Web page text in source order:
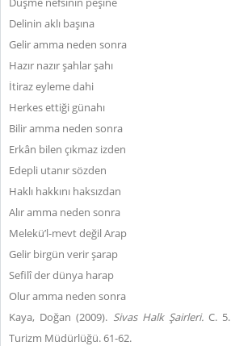
Delinin aklı başına
Gelir amma neden sonra
Hazır nazır şahlar şahı
İtiraz eyleme dahi
Herkes ettiği günahı
Bilir amma neden sonra
Erkân bilen çıkmaz izden
Edepli utanır sözden
Haklı hakkını haksızdan
Alır amma neden sonra
Melekü’l-mevt değil Arap
Gelir birgün verir şarap
Sefilî der dünya harap
Olur amma neden sonra
Kaya, Doğan (2009). Sivas Halk Şairleri.C. 5.
Turizm Müdürlüğü. 61-62.